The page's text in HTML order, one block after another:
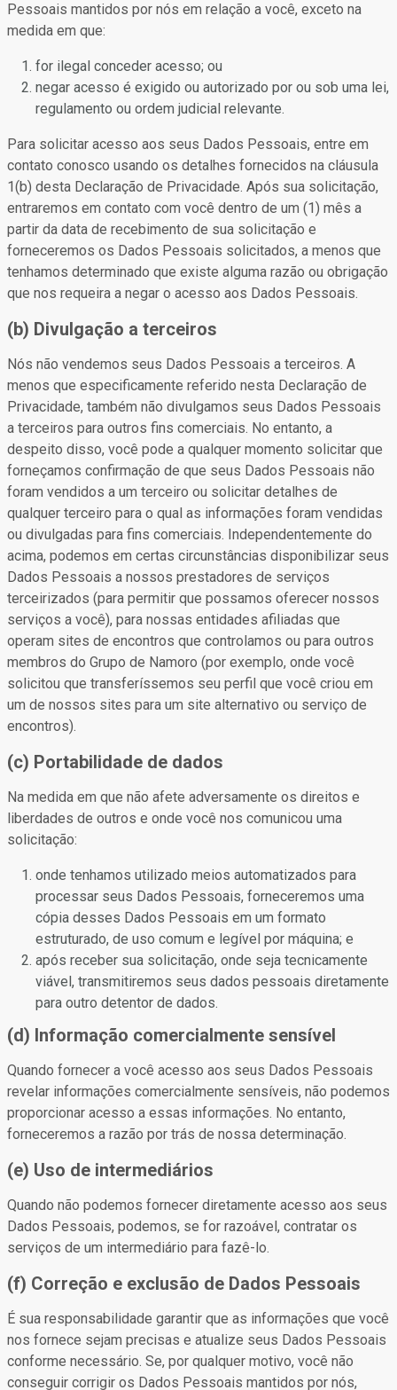
Pessoais mantidos por nós em relação a você, exceto na
medida em que:
for ilegal conceder acesso; ou
negar acesso é exigido ou autorizado por ou sob uma lei,
regulamento ou ordem judicial relevante.
Para solicitar acesso aos seus Dados Pessoais, entre em
contato conosco usando os detalhes fornecidos na cláusula
1(b) desta Declaração de Privacidade. Após sua solicitação,
entraremos em contato com você dentro de um (1) mês a
partir da data de recebimento de sua solicitação e
forneceremos os Dados Pessoais solicitados, a menos que
tenhamos determinado que existe alguma razão ou obrigação
que nos requeira a negar o acesso aos Dados Pessoais.
(b) Divulgação a terceiros
Nós não vendemos seus Dados Pessoais a terceiros. A
menos que especificamente referido nesta Declaração de
Privacidade, também não divulgamos seus Dados Pessoais
a terceiros para outros fins comerciais. No entanto, a
despeito disso, você pode a qualquer momento solicitar que
forneçamos confirmação de que seus Dados Pessoais não
foram vendidos a um terceiro ou solicitar detalhes de
qualquer terceiro para o qual as informações foram vendidas
ou divulgadas para fins comerciais. Independentemente do
acima, podemos em certas circunstâncias disponibilizar seus
Dados Pessoais a nossos prestadores de serviços
terceirizados (para permitir que possamos oferecer nossos
serviços a você), para nossas entidades afiliadas que
operam sites de encontros que controlamos ou para outros
membros do Grupo de Namoro (por exemplo, onde você
solicitou que transferíssemos seu perfil que você criou em
um de nossos sites para um site alternativo ou serviço de
encontros).
(c) Portabilidade de dados
Na medida em que não afete adversamente os direitos e
liberdades de outros e onde você nos comunicou uma
solicitação:
onde tenhamos utilizado meios automatizados para
processar seus Dados Pessoais, forneceremos uma
cópia desses Dados Pessoais em um formato
estruturado, de uso comum e legível por máquina; e
após receber sua solicitação, onde seja tecnicamente
viável, transmitiremos seus dados pessoais diretamente
para outro detentor de dados.
(d) Informação comercialmente sensível
Quando fornecer a você acesso aos seus Dados Pessoais
revelar informações comercialmente sensíveis, não podemos
proporcionar acesso a essas informações. No entanto,
forneceremos a razão por trás de nossa determinação.
(e) Uso de intermediários
Quando não podemos fornecer diretamente acesso aos seus
Dados Pessoais, podemos, se for razoável, contratar os
serviços de um intermediário para fazê-lo.
(f) Correção e exclusão de Dados Pessoais
É sua responsabilidade garantir que as informações que você
nos fornece sejam precisas e atualize seus Dados Pessoais
conforme necessário. Se, por qualquer motivo, você não
conseguir corrigir os Dados Pessoais mantidos por nós,